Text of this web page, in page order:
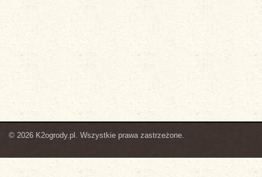
© 2026 K2ogrody.pl. Wszystkie prawa zastrzeżone.